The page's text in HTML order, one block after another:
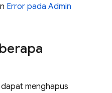
Error pada Admin
menghapus